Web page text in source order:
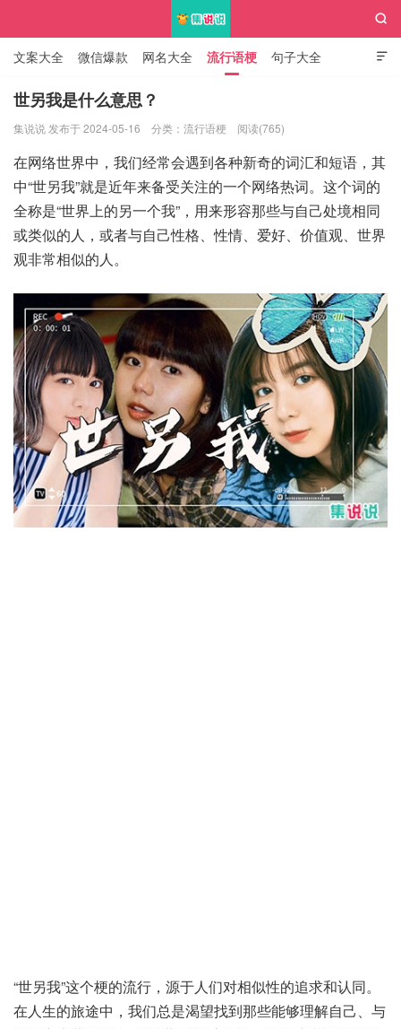

文案大全 微信爆款 网名大全 流行语梗 句子大全
知识大全

世另我是什么意思？
集说说 发布于 2024-05-16 分类： 流行语梗 阅读(765)
在网络世界中，我们经常会遇到各种新奇的词汇和短语，其
中“世另我”就是近年来备受关注的一个网络热词。这个词的
全称是“世界上的另一个我”，用来形容那些与自己处境相同
或类似的人，或者与自己性格、性情、爱好、价值观、世界
观非常相似的人。
“世另我”这个梗的流行，源于人们对相似性的追求和认同。
在人生的旅途中，我们总是渴望找到那些能够理解自己、与